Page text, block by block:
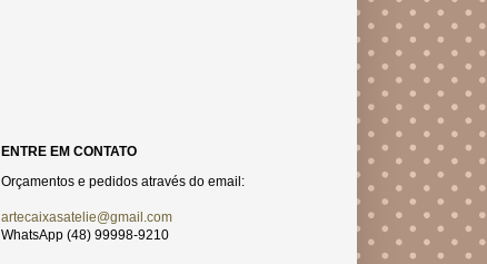
ENTRE EM CONTATO
Orçamentos e pedidos através do email:
artecaixasatelie@gmail.com
WhatsApp (48) 99998-9210